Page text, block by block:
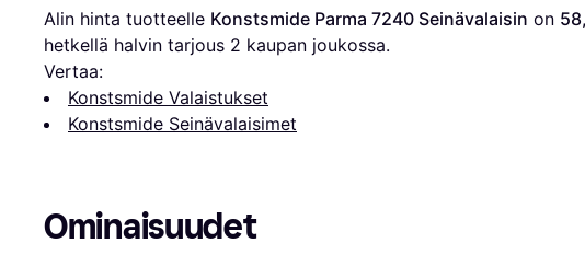
Alin hinta tuotteelle Konstsmide Parma 7240 Seinävalaisin on
hetkellä halvin tarjous 2 kaupan joukossa.
Vertaa:
Konstsmide Valaistukset
Konstsmide Seinävalaisimet
Ominaisuudet